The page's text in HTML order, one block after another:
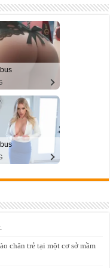
chân trẻ tại một cơ sở mầm